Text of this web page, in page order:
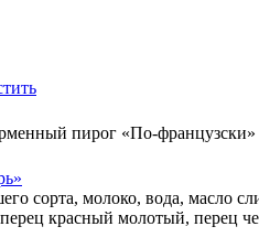
пирог «По-французски»
сорта, молоко, вода, масло
красный молотый, перец